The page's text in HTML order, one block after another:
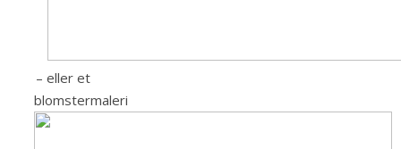
– eller et
blomstermaleri